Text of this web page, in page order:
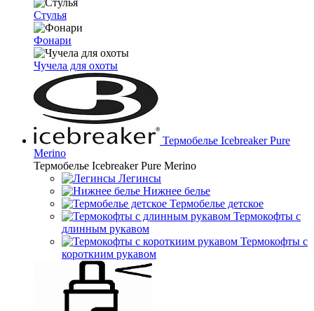
Стулья
Фонари
Чучела для охоты
Термобелье Icebreaker Pure
Merino
Термобелье Icebreaker Pure Merino
Легинсы
Нижнее белье
Термобелье детское
Термокофты с
длинным рукавом
Термокофты с
короткиим рукавом